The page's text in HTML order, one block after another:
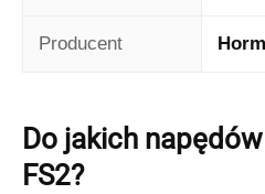
Producent
Do jakich
FS2?